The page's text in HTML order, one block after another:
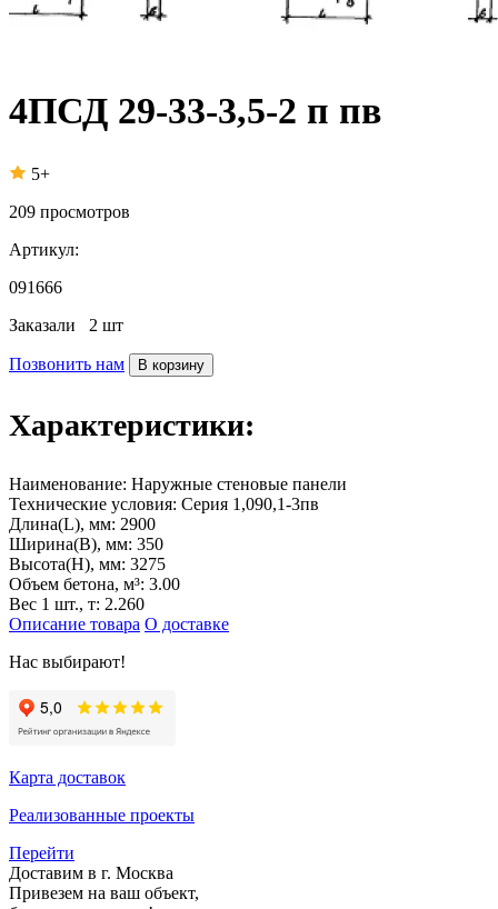
4ПСД 29-33-3,5-2 п пв
5+
209 просмотров
Артикул:
091666
Заказали 2 шт
Позвонить нам В корзину
Характеристики:
Наименование: Наружные стеновые панели
Технические условия: Серия 1,090,1-3пв
Длина(L), мм: 2900
Ширина(B), мм: 350
Высота(H), мм: 3275
Объем бетона, м³: 3.00
Вес 1 шт., т: 2.260
Описание товара О доставке
Нас выбирают!
Карта доставок
Реализованные проекты
Перейти
Доставим в г. Москва
Привезем на ваш объект,